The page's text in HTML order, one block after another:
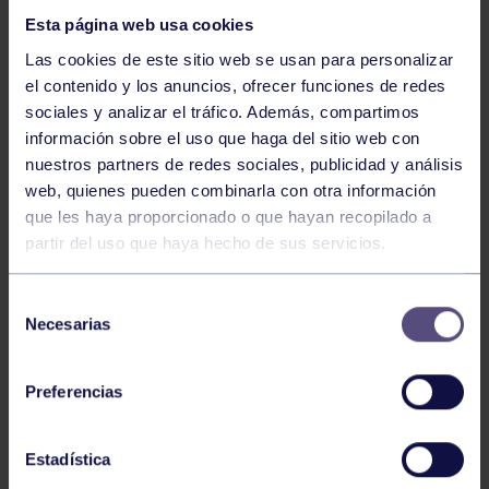
Esta página web usa cookies
Las cookies de este sitio web se usan para personalizar
el contenido y los anuncios, ofrecer funciones de redes
sociales y analizar el tráfico. Además, compartimos
información sobre el uso que haga del sitio web con
nuestros partners de redes sociales, publicidad y análisis
web, quienes pueden combinarla con otra información
que les haya proporcionado o que hayan recopilado a
partir del uso que haya hecho de sus servicios.
Necesarias
Preferencias
Estadística
Balonmano 25 May 2026
LEO CARDELI, CONVOCADO CON
ESPAÑA
Balonmano